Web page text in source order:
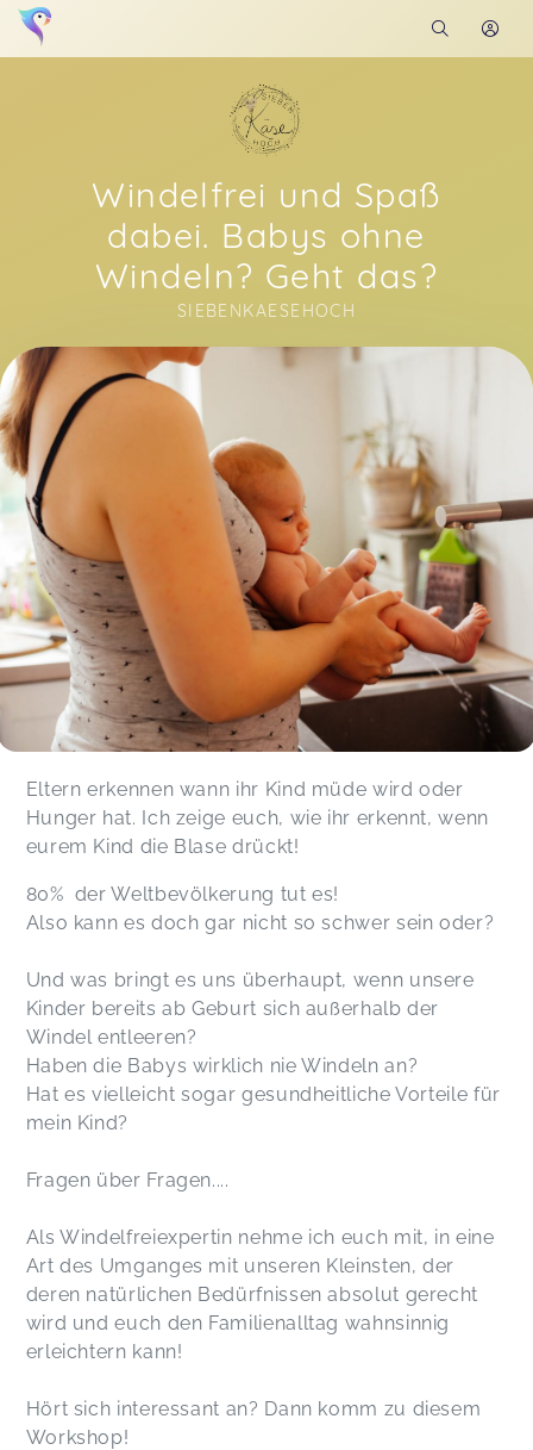
Windelfrei und Spaß
dabei. Babys ohne
Windeln? Geht das?
SIEBENKAESEHOCH
Soon you will learn more about me here...
Eltern erkennen wann ihr Kind müde wird oder
Hunger hat. Ich zeige euch, wie ihr erkennt, wenn
eurem Kind die Blase drückt!
80% der Weltbevölkerung tut es!
Also kann es doch gar nicht so schwer sein oder?
Und was bringt es uns überhaupt, wenn unsere
Kinder bereits ab Geburt sich außerhalb der
Windel entleeren?
Haben die Babys wirklich nie Windeln an?
Hat es vielleicht sogar gesundheitliche Vorteile für
mein Kind?
Fragen über Fragen....
Als Windelfreiexpertin nehme ich euch mit, in eine
Art des Umganges mit unseren Kleinsten, der
deren natürlichen Bedürfnissen absolut gerecht
wird und euch den Familienalltag wahnsinnig
erleichtern kann!
Hört sich interessant an? Dann komm zu diesem
Workshop!